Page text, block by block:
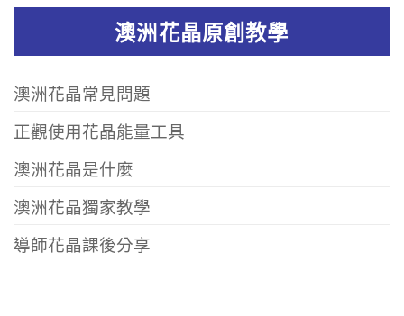
澳洲花晶原創教學
澳洲花晶常見問題
正觀使用花晶能量工具
澳洲花晶是什麼
澳洲花晶獨家教學
導師花晶課後分享